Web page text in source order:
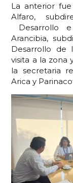
La anterior
Alfaro,
Desarrollo
Arancibia,
Desarrollo de
visita a la zona
la secretaria
Arica y